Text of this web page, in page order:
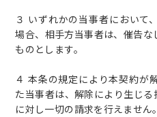
３ いずれかの当事者において
場合、相手方当事者は、催告
ものとします。
４ 本条の規定により本契約が
た当事者は、解除により生じ
に対し一切の請求を行えません。